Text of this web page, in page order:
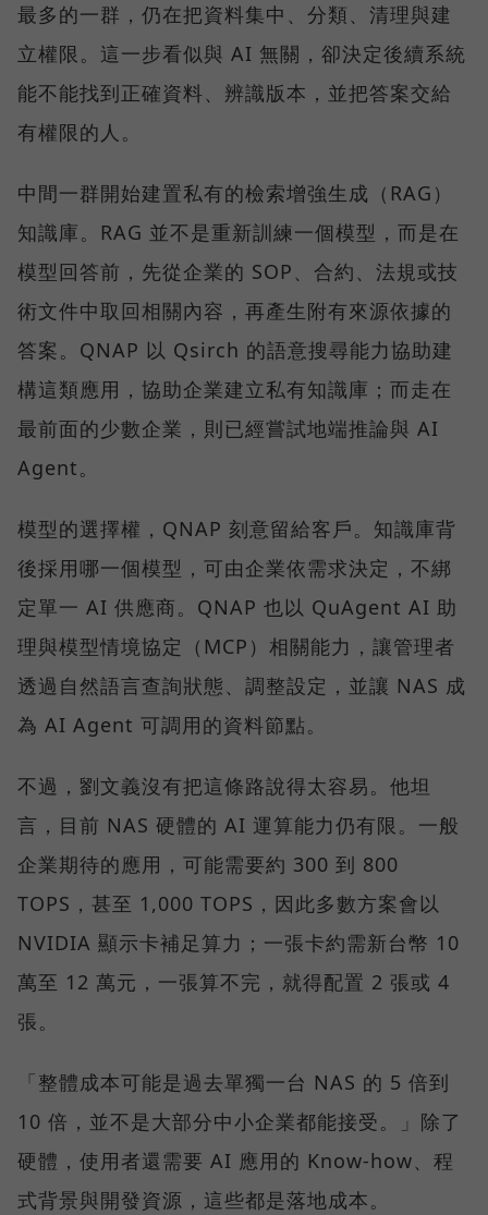
最多的一群，仍在把資料集中、分類、清理與建
立權限。這一步看似與 AI 無關，卻決定後續系統
能不能找到正確資料、辨識版本，並把答案交給
有權限的人。
中間一群開始建置私有的檢索增強生成（RAG）
知識庫。RAG 並不是重新訓練一個模型，而是在
模型回答前，先從企業的 SOP、合約、法規或技
術文件中取回相關內容，再產生附有來源依據的
答案。QNAP 以 Qsirch 的語意搜尋能力協助建
構這類應用，協助企業建立私有知識庫；而走在
最前面的少數企業，則已經嘗試地端推論與 AI
Agent。
模型的選擇權，QNAP 刻意留給客戶。知識庫背
後採用哪一個模型，可由企業依需求決定，不綁
定單一 AI 供應商。QNAP 也以 QuAgent AI 助
理與模型情境協定（MCP）相關能力，讓管理者
透過自然語言查詢狀態、調整設定，並讓 NAS 成
為 AI Agent 可調用的資料節點。
不過，劉文義沒有把這條路說得太容易。他坦
言，目前 NAS 硬體的 AI 運算能力仍有限。一般
企業期待的應用，可能需要約 300 到 800
TOPS，甚至 1,000 TOPS，因此多數方案會以
NVIDIA 顯示卡補足算力；一張卡約需新台幣 10
萬至 12 萬元，一張算不完，就得配置 2 張或 4
張。
「整體成本可能是過去單獨一台 NAS 的 5 倍到
10 倍，並不是大部分中小企業都能接受。」除了
硬體，使用者還需要 AI 應用的 Know-how、程
式背景與開發資源，這些都是落地成本。